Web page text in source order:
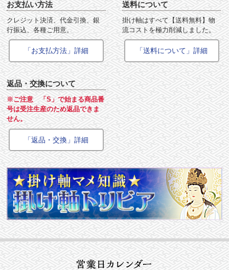
お支払い方法
クレジット決済、代金引換、銀
行振込、各種ご用意。
「お支払方法」詳細
送料について
掛け軸はすべて【送料無料】物
流コストを極力削減しました。
「送料について」詳細
返品・交換について
※ご注意 「S」で始まる商品番
号は受注生産のため返品できま
せん。
「返品・交換」詳細